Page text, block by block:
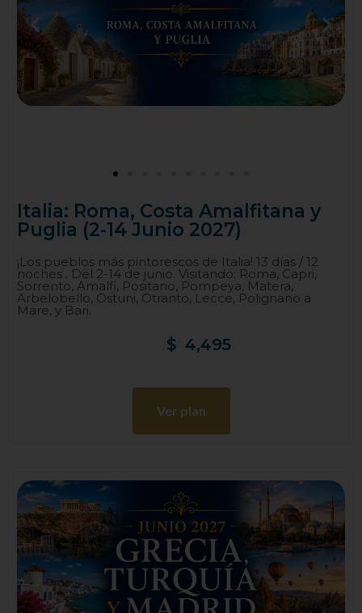
Italia: Roma, Costa Amalfitana y
Puglia (2-14 Junio 2027)
¡Los pueblos más pintorescos de Italia! 13 días / 12
noches . Del 2-14 de junio. Visitando: Roma, Capri,
Sorrento, Amalfi, Positano, Pompeya, Matera,
Arbelobello, Ostuni, Otranto, Lecce, Polignano a
Mare, y Bari.
$ 4,495
Ver plan